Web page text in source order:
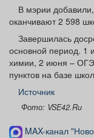
В мэрии
оканчивают 2 598
Завершилась
основной период. 1
химии, 2 июня – ОГЭ
пунктов на базе
Источник
Фото: VSE42.Ru
MAX-канал